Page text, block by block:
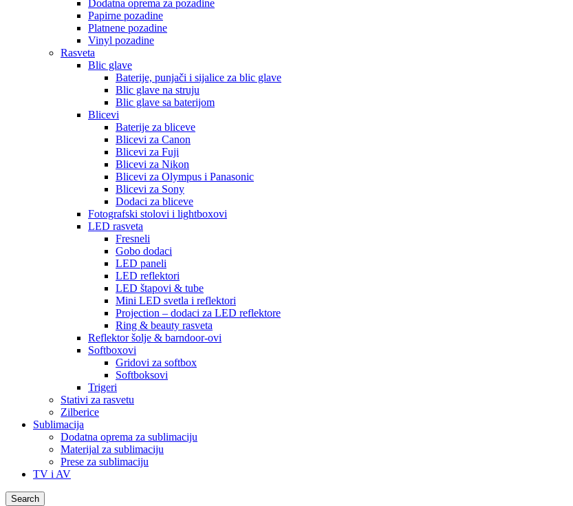
Dodatna oprema za pozadine
Papirne pozadine
Platnene pozadine
Vinyl pozadine
Rasveta
Blic glave
Baterije, punjači i sijalice za blic glave
Blic glave na struju
Blic glave sa baterijom
Blicevi
Baterije za bliceve
Blicevi za Canon
Blicevi za Fuji
Blicevi za Nikon
Blicevi za Olympus i Panasonic
Blicevi za Sony
Dodaci za bliceve
Fotografski stolovi i lightboxovi
LED rasveta
Fresneli
Gobo dodaci
LED paneli
LED reflektori
LED štapovi & tube
Mini LED svetla i reflektori
Projection – dodaci za LED reflektore
Ring & beauty rasveta
Reflektor šolje & barndoor-ovi
Softboxovi
Gridovi za softbox
Softboksovi
Trigeri
Stativi za rasvetu
Zilberice
Sublimacija
Dodatna oprema za sublimaciju
Materijal za sublimaciju
Prese za sublimaciju
TV i AV
Search